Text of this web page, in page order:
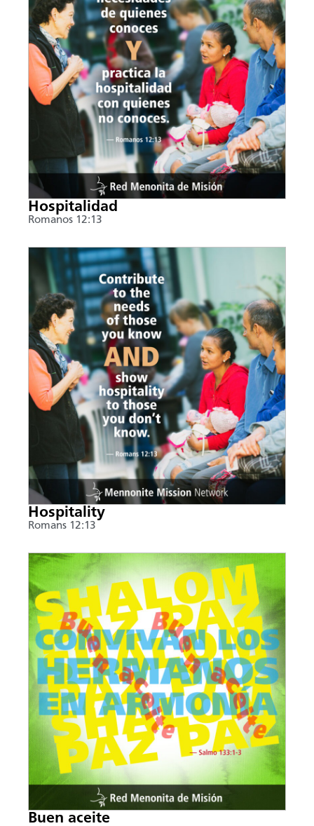
Hospitalidad
Romanos 12:13
Hospitality
Romans 12:13
Buen aceite